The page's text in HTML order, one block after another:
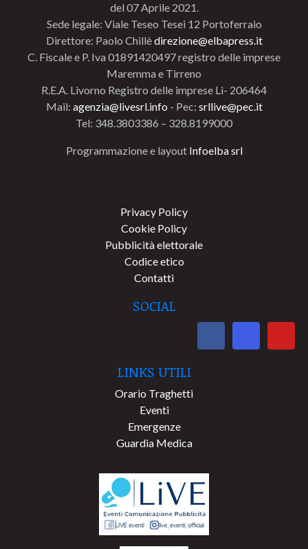
del 07 Aprile 2021.
Sede legale: Viale Teseo Tesei 12 Portoferraio
Direttore: Paolo Chillèdirezione@elbapress.it
C. Fiscale e P. Iva 01891420497 registro delle imprese
Maremma e Tirreno
R.E.A. Livorno Registro delle imprese Li- 206464
Mail: agenzia@livesrl.info - Pec: srllive@pec.it
Tel: 348.3803386 – 328.8199000
Programmazione e layout Infoelba srl
Privacy Policy
Cookie Policy
Pubblicità elettorale
Codice etico
Contatti
SOCIAL
LINKS UTILI
Orario Traghetti
Eventi
Emergenze
Guardia Medica